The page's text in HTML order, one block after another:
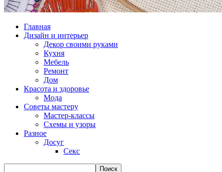
Главная
Дизайн и интерьер
Декор своими руками
Кухня
Мебель
Ремонт
Дом
Красота и здоровье
Мода
Советы мастеру
Мастер-классы
Схемы и узоры
Разное
Досуг
Секс